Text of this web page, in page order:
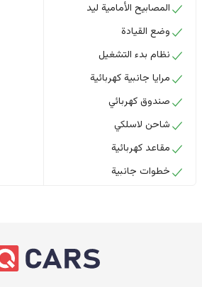
المصابيح الأمامية ليد
وضع القيادة
نظام بدء التشغيل
مرايا جانبية كهربائية
صندوق كهربائي
شاحن لاسلكي
مقاعد كهربائية
خطوات جانبية